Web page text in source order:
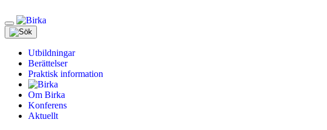
Meny
Utbildningar
Berättelser
Praktisk information
Om Birka
Konferens
Aktuellt